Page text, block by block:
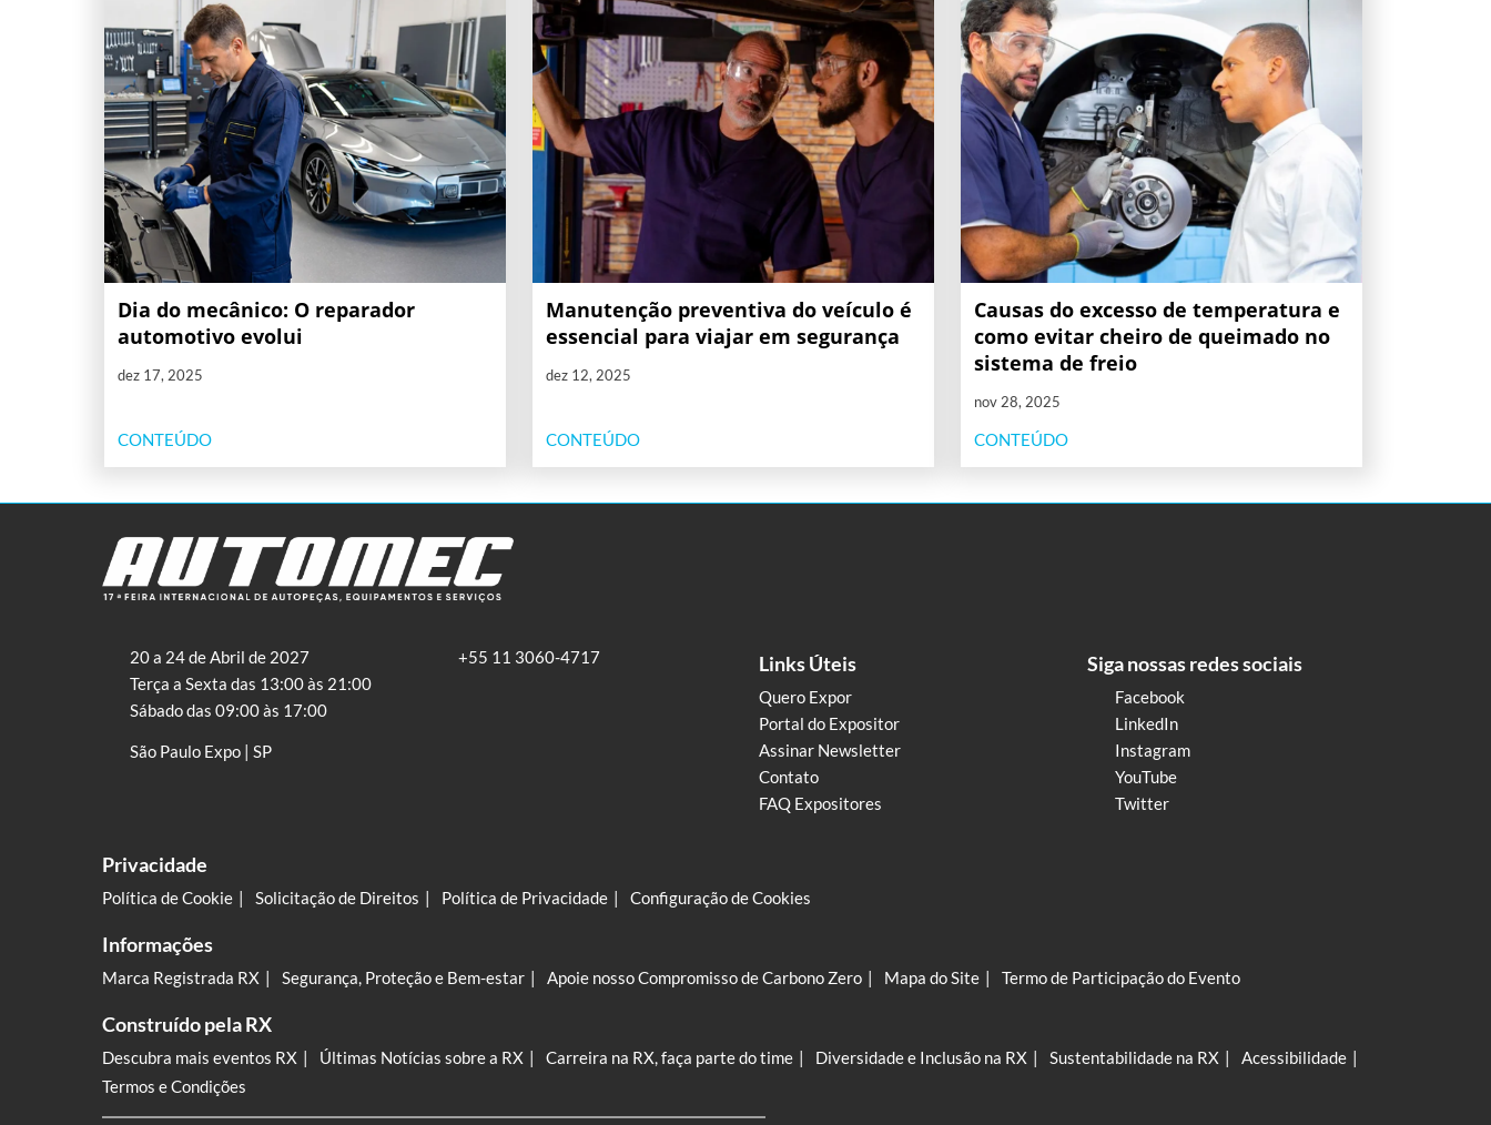
Dia do mecânico: O reparador
automotivo evolui
dez 17, 2025
CONTEÚDO
Manutenção preventiva do veículo é
essencial para viajar em segurança
dez 12, 2025
CONTEÚDO
Causas do excesso de temperatura e
como evitar cheiro de queimado no
sistema de freio
nov 28, 2025
CONTEÚDO
20 a 24 de Abril de 2027
Terça a Sexta das 13:00 às 21:00
Sábado das 09:00 às 17:00
São Paulo Expo | SP
+55 11 3060-4717 Links Úteis
Quero Expor
Portal do Expositor
Assinar Newsletter
Contato
FAQ Expositores
Siga nossas redes sociais
Facebook
LinkedIn
Instagram
YouTube
Twitter
Privacidade
Política de Cookie Solicitação de Direitos Política de Privacidade Configuração de Cookies
Informações
Marca Registrada RX Segurança, Proteção e Bem-estar Apoie nosso Compromisso de Carbono Zero Mapa do Site Termo de Participação do Evento
Construído pela RX
Descubra mais eventos RX Últimas Notícias sobre a RX Carreira na RX, faça parte do time Diversidade e Inclusão na RX Sustentabilidade na RX
Acessibilidade
Termos e Condições